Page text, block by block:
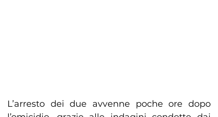
L’arresto dei due avvenne poche ore dopo